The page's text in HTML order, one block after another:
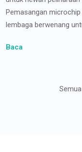
Pemasangan
lembaga berwenang
Baca